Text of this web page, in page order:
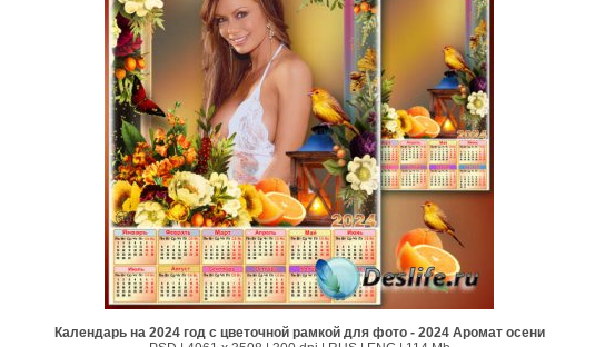
Календарь на 2024 год с цветочной рамкой для фото - 2024 Аромат осени